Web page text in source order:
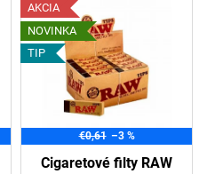
AKCIA
NOVINKA
TIP
€0,61 –3 %
Cigaretové filty RAW